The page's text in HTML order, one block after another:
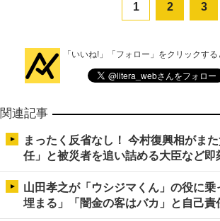
1 2 3
「いいね!」「フォロー」をクリックす
関連記事
まったく反省なし！ 今村復興相がま
任」と被災者を追い詰める大臣など即
山田孝之が「ウシジマくん」の役に
埋まる」「闇金の客はバカ」と自己責